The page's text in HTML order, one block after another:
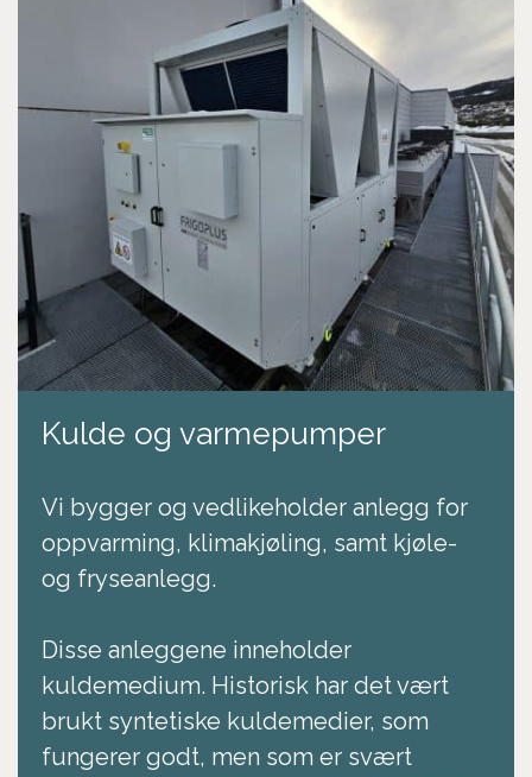
Kulde og varmepumper
Vi bygger og vedlikeholder anlegg for
oppvarming, klimakjøling, samt kjøle-
og fryseanlegg.
Disse anleggene inneholder
kuldemedium. Historisk har det vært
brukt syntetiske kuldemedier, som
fungerer godt, men som er svært